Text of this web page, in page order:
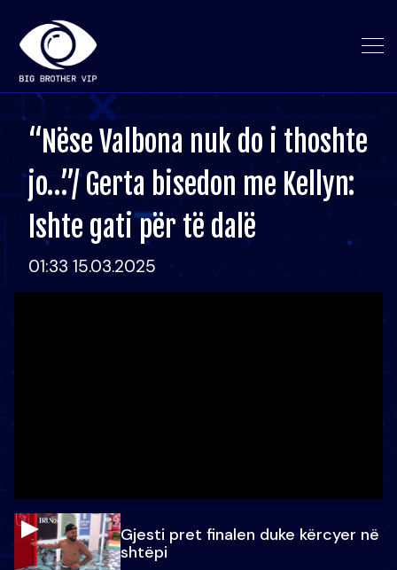
“Nëse Valbona nuk do i thoshte
jo…”/ Gerta bisedon me Kellyn:
Ishte gati për të dalë
01:33 15.03.2025
Gjesti pret finalen duke kërcyer në
shtëpi